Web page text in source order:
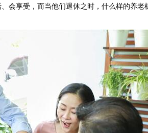
会享受，而当他们退休之时，什么样的养老